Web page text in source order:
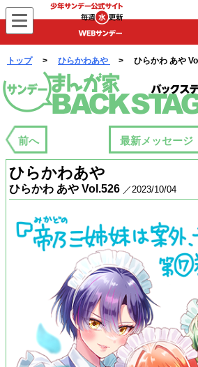
トップ> ひらかわあや > ひらかわ あや
まんが家バックステージ
前へ 最新メッセージ
ひらかわあや
ひらかわ あや Vol.526 ／2023/10/04